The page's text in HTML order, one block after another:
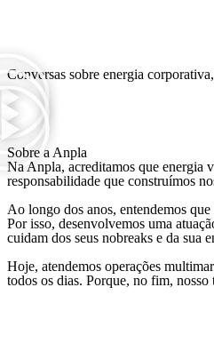
Conversas sobre energia
Sobre a Anpla
Na Anpla, acreditamos que energia
responsabilidade que construímos
Ao longo dos anos, entendemos
Por isso, desenvolvemos uma
cuidam dos seus nobreaks e da sua
Hoje, atendemos operações
todos os dias. Porque, no fim, nosso